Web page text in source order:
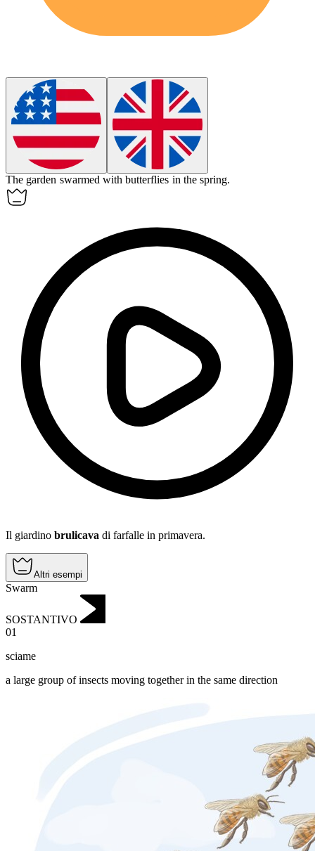
The garden swarmed with butterflies in the spring.
Il giardino brulicava di farfalle in primavera.
Altri esempi
Swarm
SOSTANTIVO
01
sciame
a large group of insects moving together in the same direction